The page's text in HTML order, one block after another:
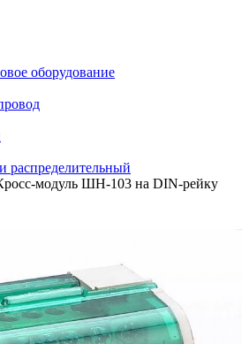
оборудование
распределительный
модуль ШН-103 на DIN-рейку